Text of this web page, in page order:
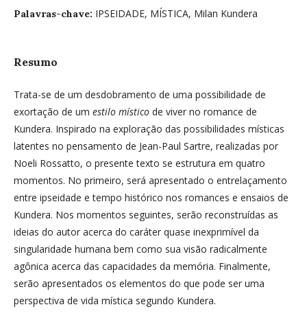
Palavras-chave: IPSEIDADE, MÍSTICA, Milan Kundera
Resumo
Trata-se de um desdobramento de uma possibilidade de
exortação de um estilo místico de viver no romance de
Kundera. Inspirado na exploração das possibilidades místicas
latentes no pensamento de Jean-Paul Sartre, realizadas por
Noeli Rossatto, o presente texto se estrutura em quatro
momentos. No primeiro, será apresentado o entrelaçamento
entre ipseidade e tempo histórico nos romances e ensaios de
Kundera. Nos momentos seguintes, serão reconstruídas as
ideias do autor acerca do caráter quase inexprimível da
singularidade humana bem como sua visão radicalmente
agônica acerca das capacidades da memória. Finalmente,
serão apresentados os elementos do que pode ser uma
perspectiva de vida mística segundo Kundera.